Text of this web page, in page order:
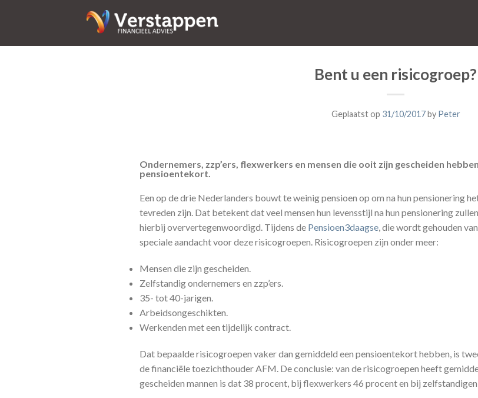
Bent u een risicogroep?
Geplaatst op 31/10/2017by Peter
Ondernemers, zzp’ers, flexwerkers en mensen die ooit zijn gescheiden
pensioentekort.
Een op de drie Nederlanders bouwt te weinig pensioen op om na hun pensionering
tevreden zijn. Dat betekent dat veel mensen hun levensstijl na hun pensionering
hierbij oververtegenwoordigd. Tijdens de Pensioen3daagse, die wordt gehouden
speciale aandacht voor deze risicogroepen. Risicogroepen zijn onder meer:
Mensen die zijn gescheiden.
Zelfstandig ondernemers en zzp’ers.
35- tot 40-jarigen.
Arbeidsongeschikten.
Werkenden met een tijdelijk contract.
Dat bepaalde risicogroepen vaker dan gemiddeld een pensioentekort hebben, is
de financiële toezichthouder AFM. De conclusie: van de risicogroepen heeft
gescheiden mannen is dat 38 procent, bij flexwerkers 46 procent en bij